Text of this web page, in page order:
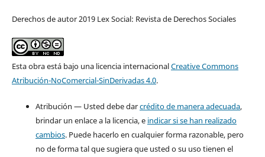
Derechos de autor 2019 Lex Social: Revista de Derechos Sociales
Esta obra está bajo una licencia internacionalCreative Commons
Atribución-NoComercial-SinDerivadas 4.0.
Atribución — Usted debe darcrédito de manera adecuada,
brindar un enlace a la licencia, e indicar si se han realizado
cambios. Puede hacerlo en cualquier forma razonable, pero
no de forma tal que sugiera que usted o su uso tienen el